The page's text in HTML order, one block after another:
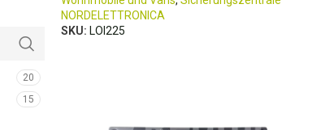
20
15
NORDELETTRONICA
SKU: LOI225